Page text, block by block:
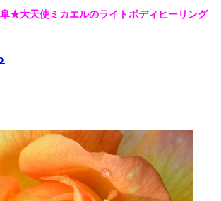
阜★大天使ミカエルのライトボディヒーリング